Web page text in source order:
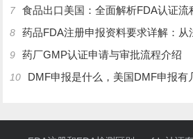
7 食品出口美国：全面解析FDA认证流
8 药品FDA注册申报资料要求详解：从
9 药厂GMP认证申请与审批流程介绍
10 DMF申报是什么，美国DMF申报有几种分类